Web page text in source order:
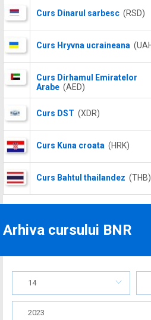
Curs Dinarul sarbesc (RSD)
Curs Hryvna ucraineana
Curs Dirhamul Emiratelor
Arabe (AED)
Curs DST (XDR)
Curs Kuna croata (HRK)
Curs Bahtul thailandez (THB)
Arhiva cursului BNR
14
2023